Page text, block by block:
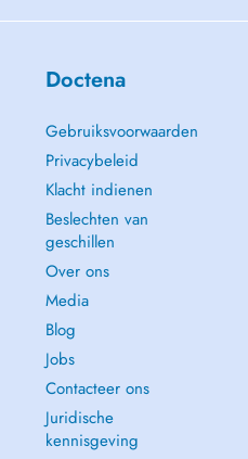
Doctena
Gebruiksvoorwaarden
Privacybeleid
Klacht indienen
Beslechten van
geschillen
Over ons
Media
Blog
Jobs
Contacteer ons
Juridische
kennisgeving